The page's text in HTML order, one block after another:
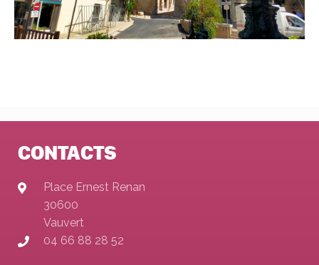
CONTACTS
Place Ernest Renan
30600
Vauvert
04 66 88 28 52